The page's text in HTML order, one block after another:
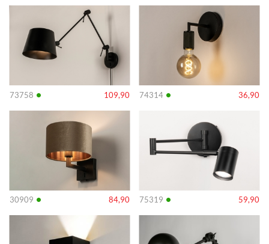
73758 • 109,90
Info
74314 • 36,90
Info
30909 • 84,90
Info
75319 • 59,90
Info Info